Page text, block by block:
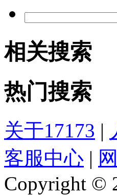
相关搜索
热门搜索
关于17173 |
客服中心 |
Copyright ©